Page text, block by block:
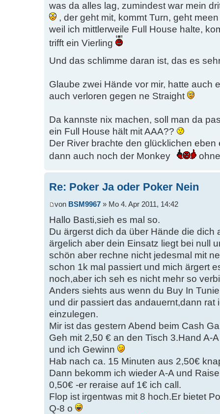
was da alles lag, zumindest war mein
, der geht mit, kommt Turn, geht
weil ich mittlerweile Full House halte,
trifft ein Vierling
Und das schlimme daran ist, das es
Glaube zwei Hände vor mir, hatte auch
auch verloren gegen ne Straight
Da kannste nix machen, soll man da
ein Full House hält mit AAA??
Der River brachte den glücklichen eben
dann auch noch der Monkey
Re: Poker Ja oder Poker Nein
von BSM9967 » Mo 4. Apr 2011, 14:42
Hallo Basti,sieh es mal so.
Du ärgerst dich da über Hände die dich
ärgelich aber dein Einsatz liegt bei null
schön aber rechne nicht jedesmal mit
schon 1k mal passiert und mich ärgert
noch,aber ich seh es nicht mehr so
Anders siehts aus wenn du Buy In
und dir passiert das andauernt,dann rat
einzulegen.
Mir ist das gestern Abend beim Cash
Geh mit 2,50 € an den Tisch 3.Hand A-
und ich Gewinn
Hab nach ca. 15 Minuten aus 2,50€
Dann bekomm ich wieder A-A und
0,50€ -er reraise auf 1€ ich call.
Flop ist irgentwas mit 8 hoch.Er bietet
Q-8 o